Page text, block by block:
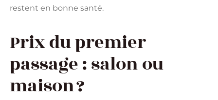
restent en bonne santé.
Prix du premier
passage : salon ou
maison ?